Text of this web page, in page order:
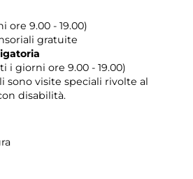
ore 9.00 - 19.00)
gratuite
i giorni ore 9.00 - 19.00)
sono visite speciali rivolte al
disabilità.